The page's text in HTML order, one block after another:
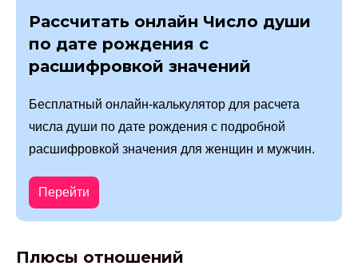
Рассчитать онлайн Число души
по дате рождения с
расшифровкой значений
Бесплатный онлайн-калькулятор для расчета
числа души по дате рождения с подробной
расшифровкой значения для женщин и мужчин.
Перейти
Плюсы отношений